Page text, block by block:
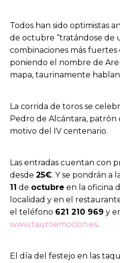
Todos han sido optimistas
de octubre “tratándose de
combinaciones más
poniendo el nombre de
mapa, taurinamente
La corrida de toros se
Pedro de Alcántara, patrón
motivo del IV centenario.
Las entradas cuentan con
desde 25€. Y se pondrán a
11 de octubre en la oficina
localidad y en el
el teléfono 621 210 969 y
www.tauroemocion.es.
El día del festejo en las